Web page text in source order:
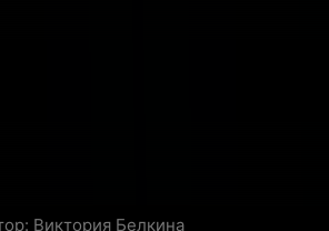
Виктория Белкина